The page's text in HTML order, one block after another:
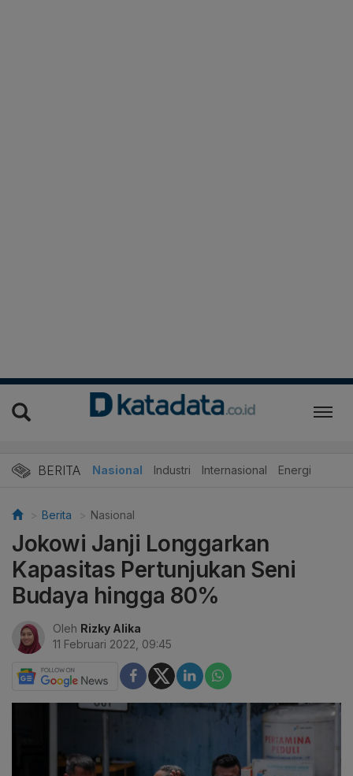
BERITA Nasional Industri Internasional Energi
Berita Nasional
Jokowi Janji Longgarkan
Kapasitas Pertunjukan Seni
Budaya hingga 80%
Oleh Rizky Alika
11 Februari 2022, 09:45